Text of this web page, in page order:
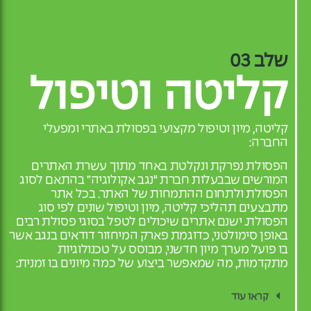
שלב 03
קליטה וטיפול
קליטה, מיון וטיפול מקצועי בפסולת באתרי ומפעלי
החברה:
הפסולת נפרקת ונקלטת באחד מתוך עשרת האתרים
המורשים שבבעלות חברת “נגב אקולוגיה” בהתאם לסוג
הפסולת ולתחום ההתמחות של האתר. בכל אתר
מתבצעים תהליכי קליטה, מיון וטיפול שונים לפי סוג
הפסולת. ישנם אתרים שיכולים לטפל בסוגי פסולת רבים
באופן סימולטני, כדוגמת פארק המיחזור דודאים בנגב אשר
בו פועל מערך מיון חדשני, מבוסס על טכנולוגיות
מתקדמות, מה שמאפשר ביצוע של כמה מיונים בו זמנית:
קראו עוד